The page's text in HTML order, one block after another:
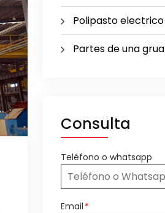
Polipasto electrico
Partes de una grua
Consulta
Teléfono o whatsapp
Email*